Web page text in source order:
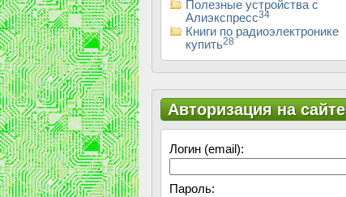
Полезные устройства с
Алиэкспресс34
Книги по радиоэлектронике
купить28
Авторизация на сайте
Логин (email):
Пароль: